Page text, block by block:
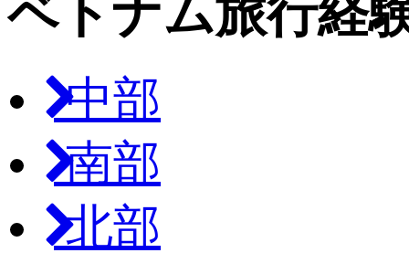
ベトナム旅行経
中部
南部
北部